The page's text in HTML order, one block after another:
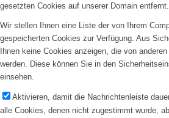
gesetzten Cookies auf unserer Domain entfernt.
Wir stellen Ihnen eine Liste der von Ihrem
gespeicherten Cookies zur Verfügung. Aus
Ihnen keine Cookies anzeigen, die von
werden. Diese können Sie in den
einsehen.
Aktivieren, damit die Nachrichtenleiste
alle Cookies, denen nicht zugestimmt wurde,